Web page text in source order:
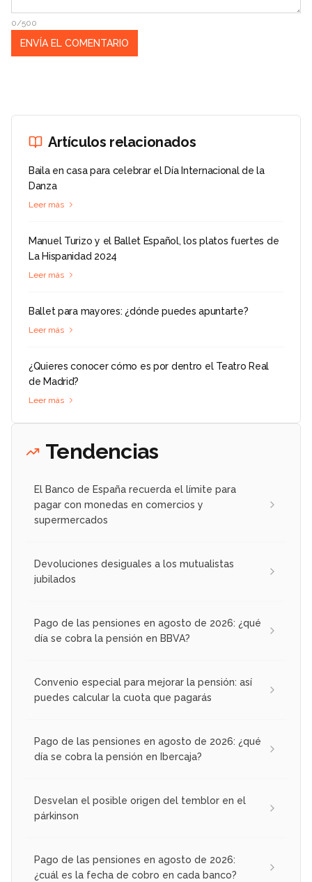
0/500
Artículos relacionados
Baila en casa para celebrar el Día Internacional de la
Danza
Leer más
Manuel Turizo y el Ballet Español, los platos fuertes de
La Hispanidad 2024
Leer más
Ballet para mayores: ¿dónde puedes apuntarte?
Leer más
¿Quieres conocer cómo es por dentro el Teatro Real
de Madrid?
Leer más
Tendencias
El Banco de España recuerda el límite para
pagar con monedas en comercios y
supermercados
Devoluciones desiguales a los mutualistas
jubilados
Pago de las pensiones en agosto de 2026: ¿qué
día se cobra la pensión en BBVA?
Convenio especial para mejorar la pensión: así
puedes calcular la cuota que pagarás
Pago de las pensiones en agosto de 2026: ¿qué
día se cobra la pensión en Ibercaja?
Desvelan el posible origen del temblor en el
párkinson
Pago de las pensiones en agosto de 2026:
¿cuál es la fecha de cobro en cada banco?